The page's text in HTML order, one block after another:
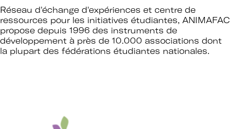
Réseau d'échange d'expériences et centre de
ressources pour les initiatives étudiantes, ANIMAFAC
propose depuis 1996 des instruments de
développement à près de 10.000 associations dont
la plupart des fédérations étudiantes nationales.